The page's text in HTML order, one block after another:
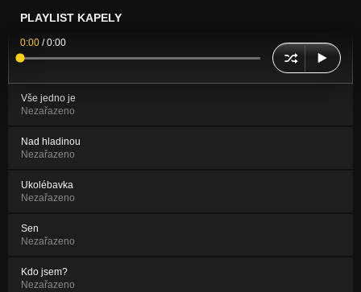
PLAYLIST KAPELY
0:00 /0:00
Vše jedno je
Nezařazeno
Nad hladinou
Nezařazeno
Ukolébavka
Nezařazeno
Sen
Nezařazeno
Kdo jsem?
Nezařazeno